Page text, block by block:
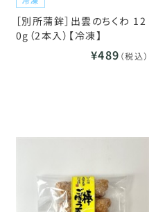
［別所蒲鉾］出雲のちくわ 12
0g（2本入）【冷凍】
¥489 （税込）